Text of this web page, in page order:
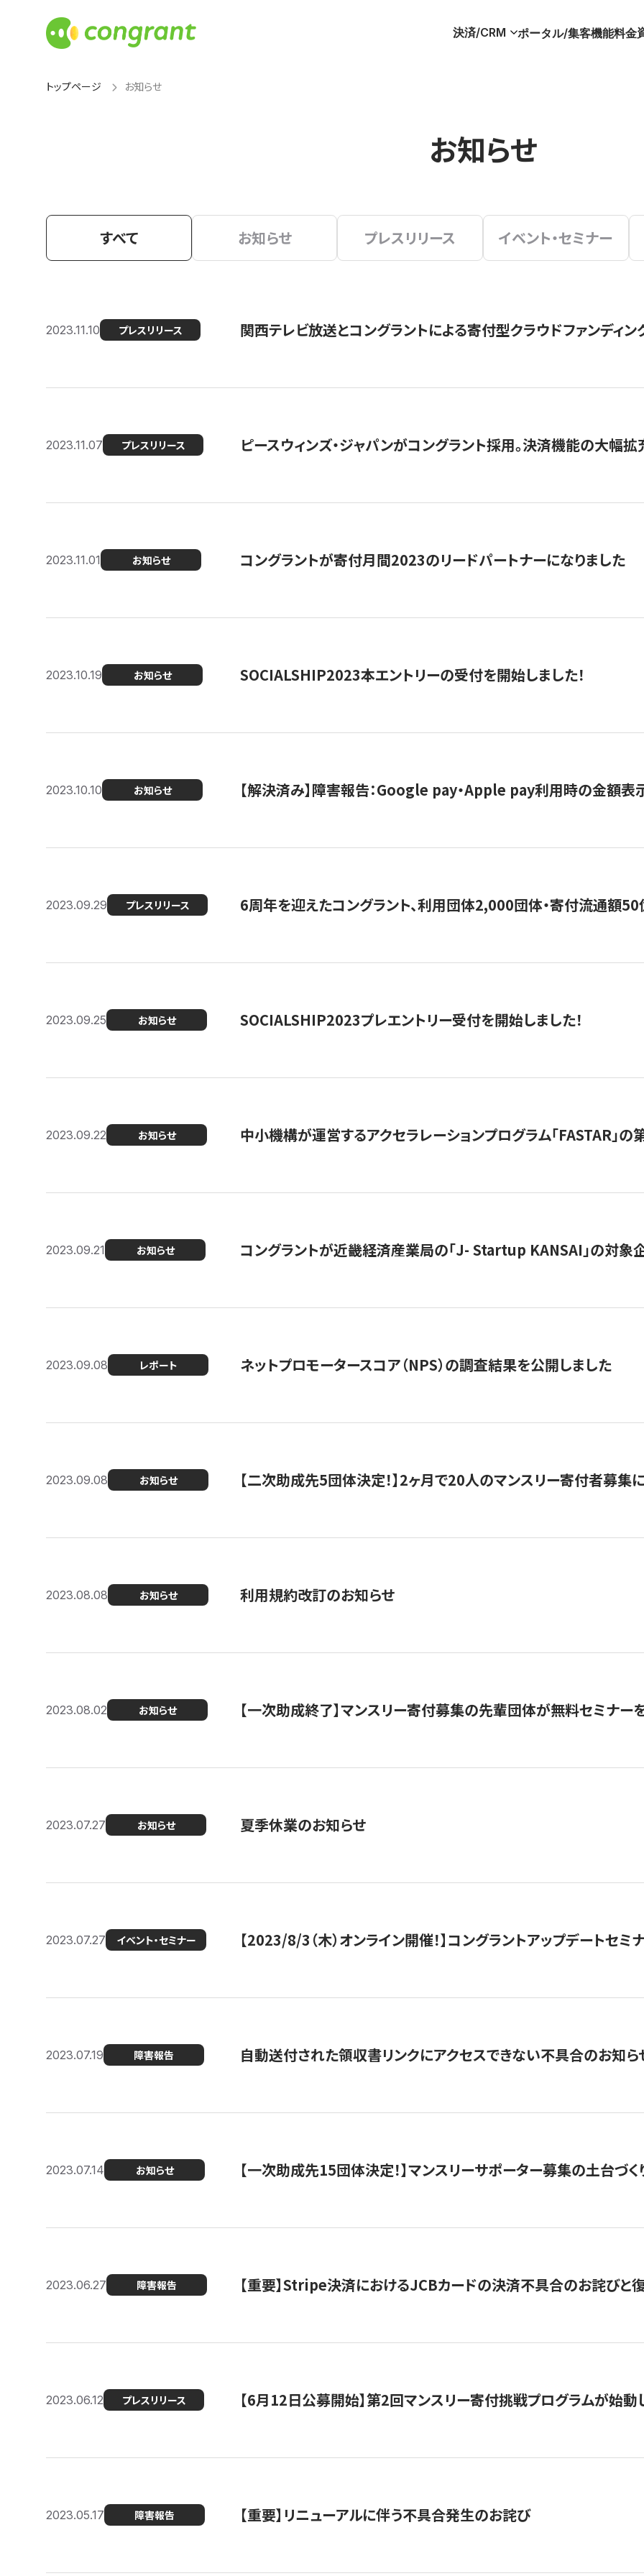
決済/CRM ポータル/集客機能料金
トップページ お知らせ
お知らせ
すべて お知らせ プレスリリース イベント・セミナー
2023.11.10 プレスリリース 関西テレビ放送とコングラントによる寄付型クラウドファンディ
2023.11.07 プレスリリース ピースウィンズ・ジャパンがコングラント採用。決済機能の大幅
2023.11.01 お知らせ コングラントが寄付月間2023のリードパートナーになりました
2023.10.19 お知らせ SOCIALSHIP2023本エントリーの受付を開始しました！
2023.10.10 お知らせ 【解決済み】障害報告：Google pay・Apple pay利用時の金額表
2023.09.29 プレスリリース 6周年を迎えたコングラント、利用団体2,000団体・寄付流通額50
2023.09.25 お知らせ SOCIALSHIP2023プレエントリー受付を開始しました！
2023.09.22 お知らせ 中小機構が運営するアクセラレーションプログラム「FASTAR」
2023.09.21 お知らせ コングラントが近畿経済産業局の「J- Startup KANSAI」の対象
2023.09.08 レポート ネットプロモータースコア（NPS）の調査結果を公開しました
2023.09.08 お知らせ 【二次助成先5団体決定！】2ヶ月で20人のマンスリー寄付者募集
2023.08.08 お知らせ 利用規約改訂のお知らせ
2023.08.02 お知らせ 【一次助成終了】マンスリー寄付募集の先輩団体が無料セミナー
2023.07.27 お知らせ 夏季休業のお知らせ
2023.07.27 イベント・セミナー 【2023/8/3（木）オンライン開催！】コングラントアップデートセ
2023.07.19 障害報告 自動送付された領収書リンクにアクセスできない不具合のお知ら
2023.07.14 お知らせ 【一次助成先15団体決定！】マンスリーサポーター募集の土台づ
2023.06.27 障害報告 【重要】Stripe決済におけるJCBカードの決済不具合のお詫びと
2023.06.12 プレスリリース 【6月12日公募開始】第2回マンスリー寄付挑戦プログラムが始動
2023.05.17 障害報告 【重要】リニューアルに伴う不具合発生のお詫び